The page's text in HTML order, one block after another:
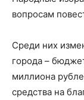
вопросам
Среди них
города –
миллиона
средства на